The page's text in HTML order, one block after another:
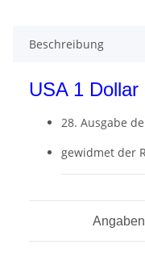
Beschreibung
USA 1 Dollar
28. Ausgabe
gewidmet der